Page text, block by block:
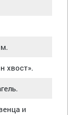
хвост».
и